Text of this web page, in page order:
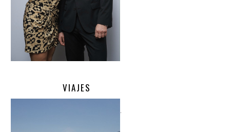
VIAJES
.